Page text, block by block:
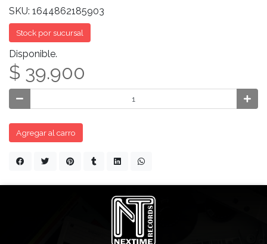
SKU: 1644862185903
Stock por sucursal
Disponible.
$ 39.900
Agregar al carro